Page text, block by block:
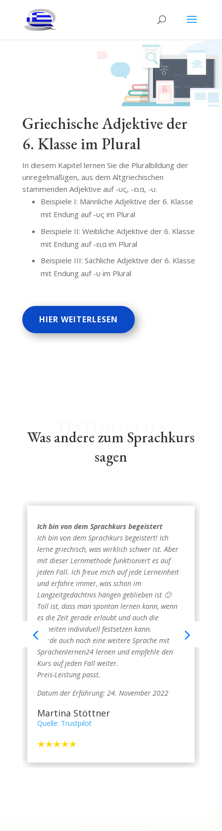
Griechische Adjektive der
6. Klasse im Plural
In diesem Kapitel lernen Sie die Pluralbildung der
unregelmäßigen, aus dem Altgriechischen
stammenden Adjektive auf -υς, -εια, -υ.
Beispiele I: Männliche Adjektive der 6. Klasse
mit Endung auf -υς im Plural
Beispiele II: Weibliche Adjektive der 6. Klasse
mit Endung auf -εια im Plural
Beispiele III: Sächliche Adjektive der 6. Klasse
mit Endung auf -υ im Plural
HIER WEITERLESEN
TESTIMONIALS
Was andere zum Sprachkurs
sagen
Ich bin von dem Sprachkurs begeistert
Ich bin von dem Sprachkurs begeistert! Ich
lerne griechisch, was wirklich schwer ist. Aber
mit dieser Lernmethode funktioniert es auf
jeden Fall. Ich freue mich auf jede Lerneinheit
und erfahre immer, was schon im
Langzeitgedächtnis hängen geblieben ist 🙂
Toll ist, dass man spontan lernen kann, wenn
es die Zeit gerade erlaubt und auch die
Einheiten individuell festsetzen kann.
Werde auch noch eine weitere Sprache mit
Sprachenlernen24 lernen und empfehle den
Kurs auf jeden Fall weiter.
Preis-Leistung passt.
Datum der Erfahrung: 24. November 2022
Martina Stöttner
Quelle: Trustpilot
☆☆☆☆☆